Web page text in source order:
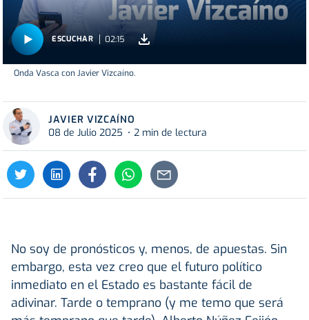
ESCUCHAR 02:15
Onda Vasca con Javier Vizcaíno.
JAVIER VIZCAÍNO
08 de Julio 2025
2 min de lectura
No soy de pronósticos y, menos, de apuestas. Sin
embargo, esta vez creo que el futuro político
inmediato en el Estado es bastante fácil de
adivinar. Tarde o temprano (y me temo que será